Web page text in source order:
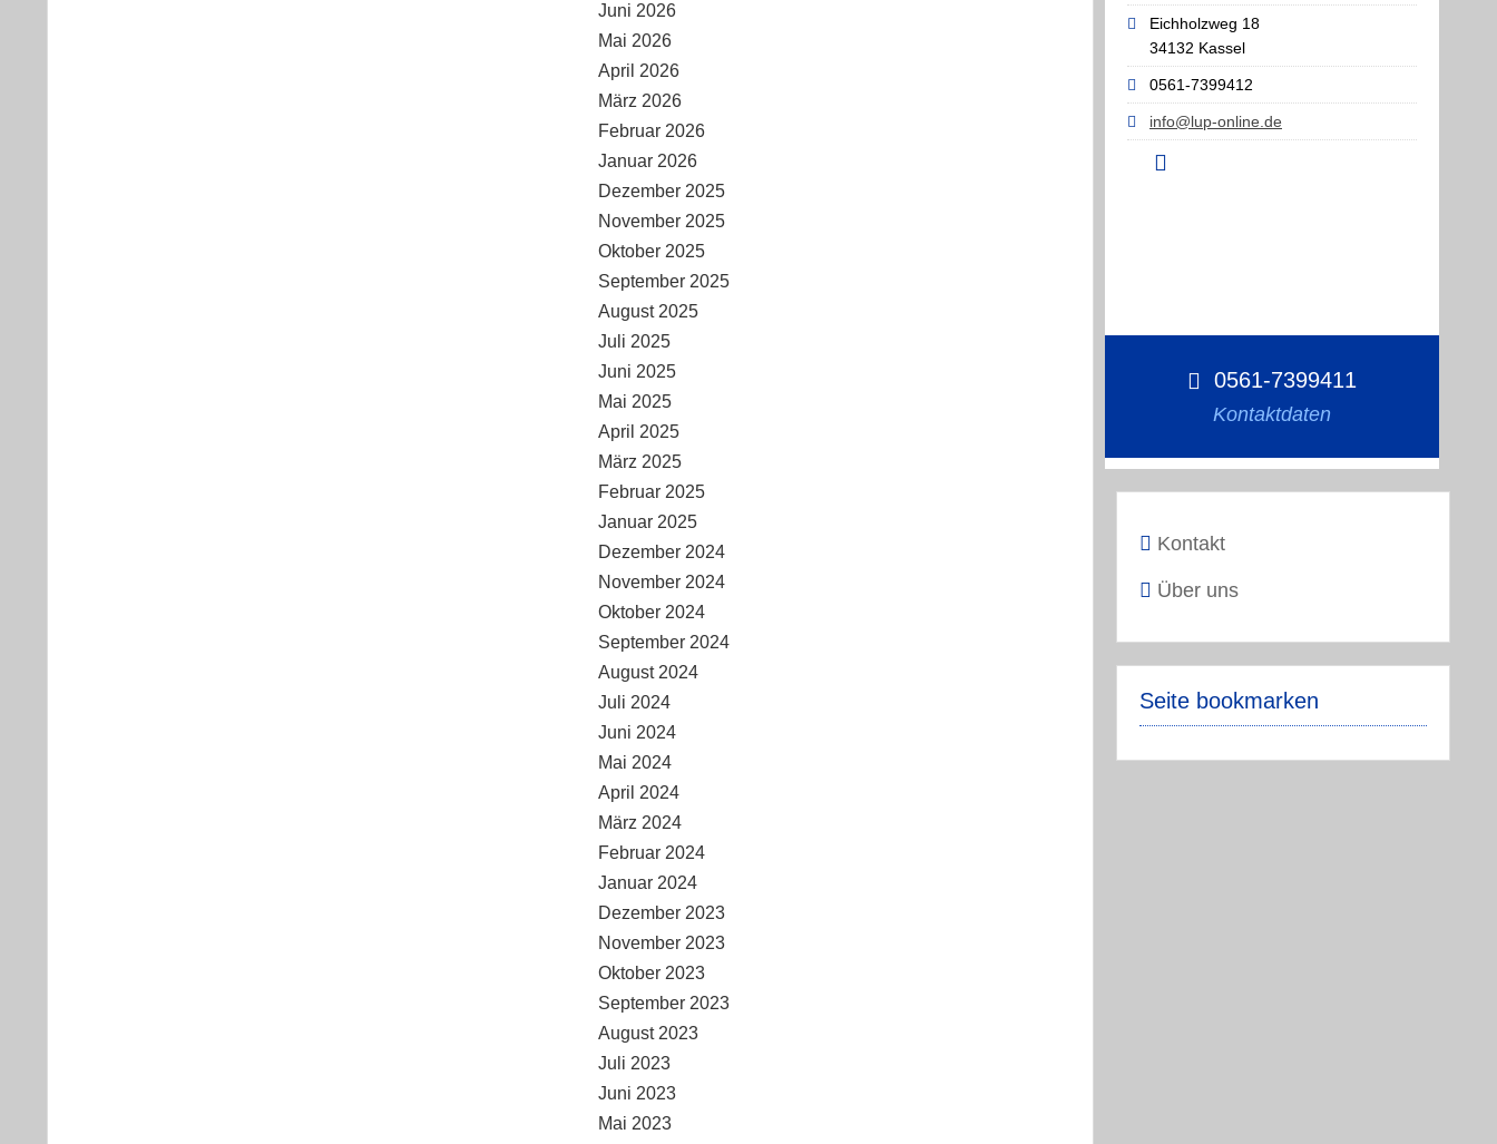
Eichholzweg 18
34132 Kassel
0561-7399412
info@lup-online.de
0561-7399411
Kontaktdaten
Kontakt
Über uns
Seite bookmarken
Juni 2026
Mai 2026
April 2026
März 2026
Februar 2026
Januar 2026
Dezember 2025
November 2025
Oktober 2025
September 2025
August 2025
Juli 2025
Juni 2025
Mai 2025
April 2025
März 2025
Februar 2025
Januar 2025
Dezember 2024
November 2024
Oktober 2024
September 2024
August 2024
Juli 2024
Juni 2024
Mai 2024
April 2024
März 2024
Februar 2024
Januar 2024
Dezember 2023
November 2023
Oktober 2023
September 2023
August 2023
Juli 2023
Juni 2023
Mai 2023